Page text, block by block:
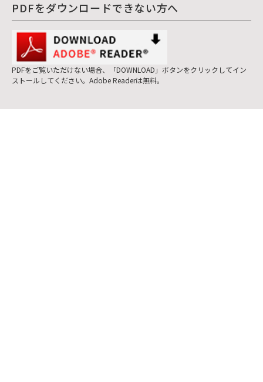
PDFをダウンロードできない方へ
PDFをご覧いただけない場合、「DOWNLOAD」ボタンをクリックしてイン
ストールしてください。Adobe Readerは無料。